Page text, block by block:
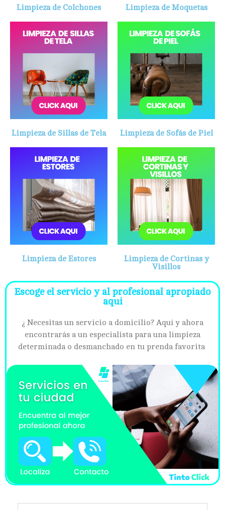
Limpieza de Colchones Limpieza de Moquetas
Limpieza de Sillas de Tela Limpieza de Sofás de Piel
Limpieza de Estores
Limpieza de Cortinas y
Visillos
Escoge el servicio y al profesional apropiado
aqui
¿ Necesitas un servicio a domicilio? Aquí y ahora
encontrarás a un especialista para una limpieza
determinada o desmanchado en tu prenda favorita